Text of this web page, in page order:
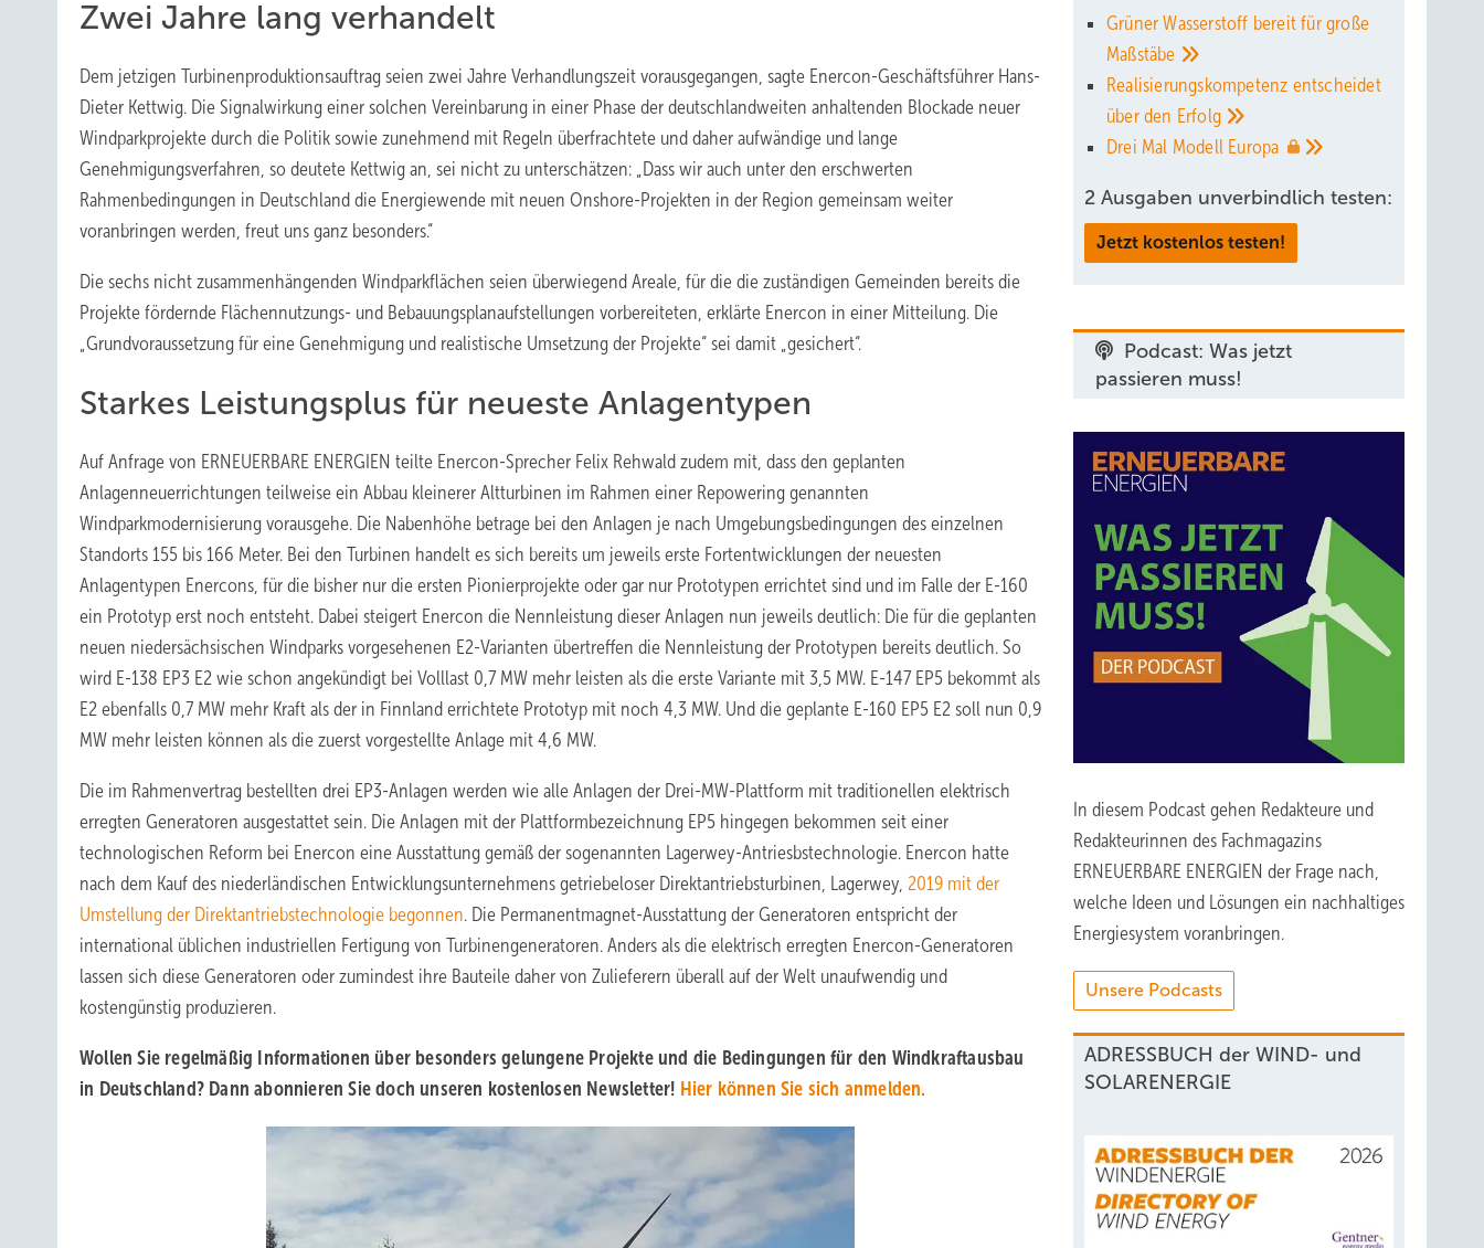
Zwei Jahre lang verhandelt
Dem jetzigen Turbinenproduktionsauftrag seien zwei Jahre Verhandlungszeit vorausgegangen, sagte Enercon-Geschäftsführer Hans-
Dieter Kettwig. Die Signalwirkung einer solchen Vereinbarung in einer Phase der deutschlandweiten anhaltenden Blockade neuer
Windparkprojekte durch die Politik sowie zunehmend mit Regeln überfrachtete und daher aufwändige und lange
Genehmigungsverfahren, so deutete Kettwig an, sei nicht zu unterschätzen: „Dass wir auch unter den erschwerten
Rahmenbedingungen in Deutschland die Energiewende mit neuen Onshore-Projekten in der Region gemeinsam weiter
voranbringen werden, freut uns ganz besonders.“
Die sechs nicht zusammenhängenden Windparkflächen seien überwiegend Areale, für die die zuständigen Gemeinden bereits die
Projekte fördernde Flächennutzungs- und Bebauungsplanaufstellungen vorbereiteten, erklärte Enercon in einer Mitteilung. Die
„Grundvoraussetzung für eine Genehmigung und realistische Umsetzung der Projekte“ sei damit „gesichert“.
Starkes Leistungsplus für neueste Anlagentypen
Auf Anfrage von ERNEUERBARE ENERGIEN teilte Enercon-Sprecher Felix Rehwald zudem mit, dass den geplanten
Anlagenneuerrichtungen teilweise ein Abbau kleinerer Altturbinen im Rahmen einer Repowering genannten
Windparkmodernisierung vorausgehe. Die Nabenhöhe betrage bei den Anlagen je nach Umgebungsbedingungen des einzelnen
Standorts 155 bis 166 Meter. Bei den Turbinen handelt es sich bereits um jeweils erste Fortentwicklungen der neuesten
Anlagentypen Enercons, für die bisher nur die ersten Pionierprojekte oder gar nur Prototypen errichtet sind und im Falle der E-160
ein Prototyp erst noch entsteht. Dabei steigert Enercon die Nennleistung dieser Anlagen nun jeweils deutlich: Die für die geplanten
neuen niedersächsischen Windparks vorgesehenen E2-Varianten übertreffen die Nennleistung der Prototypen bereits deutlich. So
wird E-138 EP3 E2 wie schon angekündigt bei Volllast 0,7 MW mehr leisten als die erste Variante mit 3,5 MW. E-147 EP5 bekommt als
E2 ebenfalls 0,7 MW mehr Kraft als der in Finnland errichtete Prototyp mit noch 4,3 MW. Und die geplante E-160 EP5 E2 soll nun 0,9
MW mehr leisten können als die zuerst vorgestellte Anlage mit 4,6 MW.
Die im Rahmenvertrag bestellten drei EP3-Anlagen werden wie alle Anlagen der Drei-MW-Plattform mit traditionellen elektrisch
erregten Generatoren ausgestattet sein. Die Anlagen mit der Plattformbezeichnung EP5 hingegen bekommen seit einer
technologischen Reform bei Enercon eine Ausstattung gemäß der sogenannten Lagerwey-Antriesbstechnologie. Enercon hatte
nach dem Kauf des niederländischen Entwicklungsunternehmens getriebeloser Direktantriebsturbinen, Lagerwey, 2019 mit der
Umstellung der Direktantriebstechnologie begonnen. Die Permanentmagnet-Ausstattung der Generatoren entspricht der
international üblichen industriellen Fertigung von Turbinengeneratoren. Anders als die elektrisch erregten Enercon-Generatoren
lassen sich diese Generatoren oder zumindest ihre Bauteile daher von Zulieferern überall auf der Welt unaufwendig und
kostengünstig produzieren.
Wollen Sie regelmäßig Informationen über besonders gelungene Projekte und die Bedingungen für den Windkraftausbau
in Deutschland? Dann abonnieren Sie doch unseren kostenlosen Newsletter! Hier können Sie sich anmelden.
Grüner Wasserstoff bereit für große
Maßstäbe
Realisierungskompetenz entscheidet
über den Erfolg
Drei Mal Modell Europa
2 Ausgaben unverbindlich testen:
Jetzt kostenlos testen!
Podcast: Was jetzt
passieren muss!
In diesem Podcast gehen Redakteure und
Redakteurinnen des Fachmagazins
ERNEUERBARE ENERGIEN der Frage nach,
welche Ideen und Lösungen ein nachhaltiges
Energiesystem voranbringen.
Unsere Podcasts
ADRESSBUCH der WIND- und
SOLARENERGIE